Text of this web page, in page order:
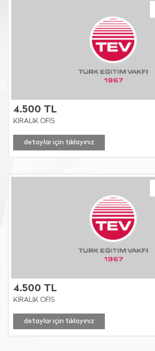
4.500 TL
KİRALIK OFİS
detaylar için tıklayınız
4.500 TL
KİRALIK OFİS
detaylar için tıklayınız